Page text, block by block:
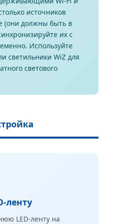
источников
(они должны быть в
их с
Используйте
светильники WiZ для
светового
ленту
LED-ленту на